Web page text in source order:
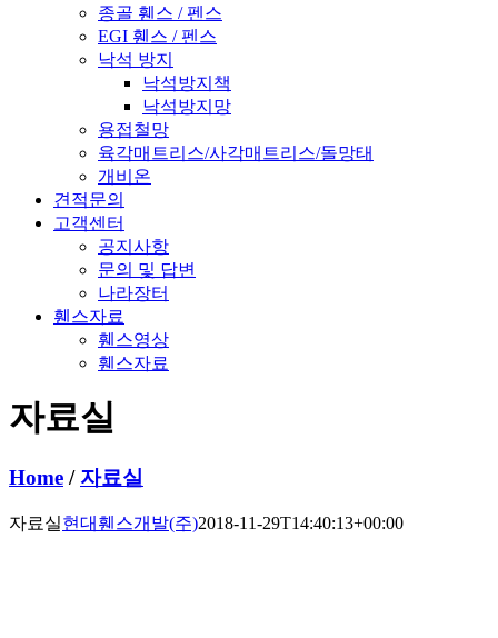
종골 휀스 / 펜스
EGI 휀스 / 펜스
낙석 방지
낙석방지책
낙석방지망
용접철망
육각매트리스/사각매트리스/돌망태
개비온
견적문의
고객센터
공지사항
문의 및 답변
나라장터
휀스자료
휀스영상
휀스자료
자료실
Home / 자료실
자료실현대휀스개발(주)2018-11-29T14:40:13+00:00